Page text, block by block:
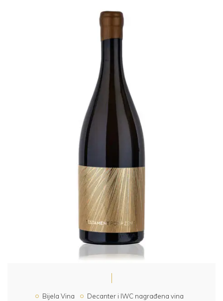
Bijela Vina Decanter i IWC nagrađena vina